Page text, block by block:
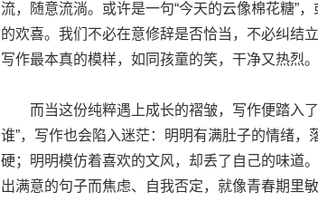
流，随意流淌。或许是一句“今天的云像棉花糖”
的欢喜。我们不必在意修辞是否恰当，不必纠结
写作最本真的模样，如同孩童的笑，干净又热烈。
而当这份纯粹遇上成长的褶皱，写作便踏入了
谁”，写作也会陷入迷茫：明明有满肚子的情绪
硬；明明模仿着喜欢的文风，却丢了自己的味道
出满意的句子而焦虑、自我否定，就像青春期里